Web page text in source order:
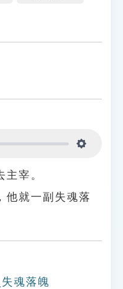
宰。
他就一副失魂落
魂落魄